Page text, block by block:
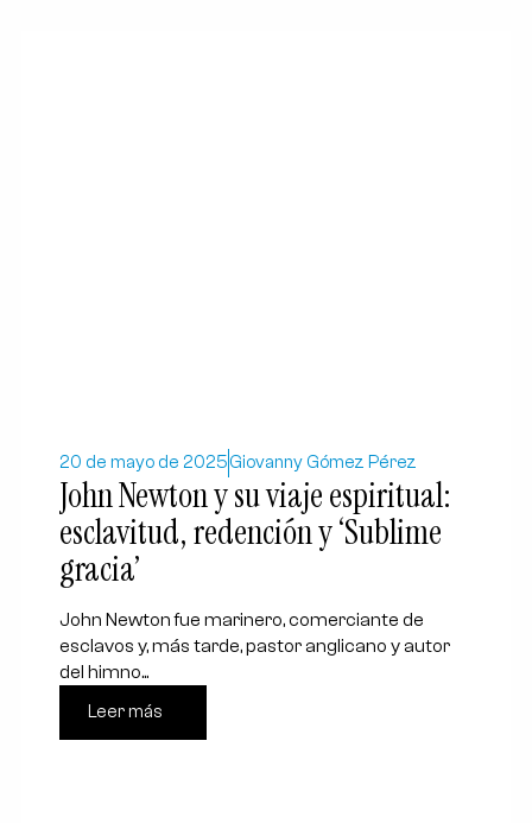
20 de mayo de 2025Giovanny Gómez Pérez
John Newton y su viaje espiritual:
esclavitud, redención y ‘Sublime
gracia’
John Newton fue marinero, comerciante de
esclavos y, más tarde, pastor anglicano y autor
del himno...
Leer más